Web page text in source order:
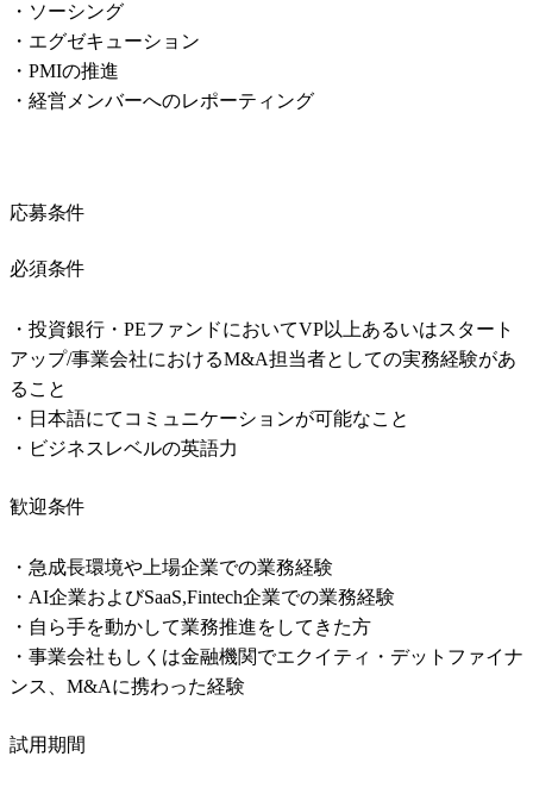
・ソーシング
・エグゼキューション
・PMIの推進
・経営メンバーへのレポーティング
応募条件
必須条件
・投資銀行・PEファンドにおいてVP以上あるいはスタート
アップ/事業会社におけるM&A担当者としての実務経験があ
ること
・日本語にてコミュニケーションが可能なこと
・ビジネスレベルの英語力
歓迎条件
・急成長環境や上場企業での業務経験
・AI企業およびSaaS,Fintech企業での業務経験
・自ら手を動かして業務推進をしてきた方
・事業会社もしくは金融機関でエクイティ・デットファイナ
ンス、M&Aに携わった経験
試用期間